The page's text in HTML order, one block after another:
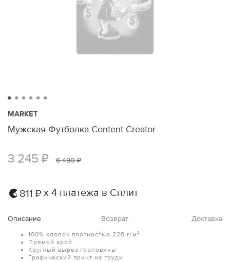
MARKET
Мужская Футболка Content Creator
3 245 ₽ 6 490 ₽
811 ₽ х 4 платежа в Сплит
Описание Возврат Доставка
100% хлопок плотностью 220 г/м²
Прямой крой
Круглый вырез горловины
Графический принт на груди